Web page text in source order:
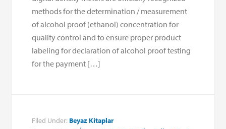
methods for the determination / measurement
of alcohol proof (ethanol) concentration for
quality control and to ensure proper product
labeling for declaration of alcohol proof testing
for the payment […]
Filed Under: Beyaz Kitaplar